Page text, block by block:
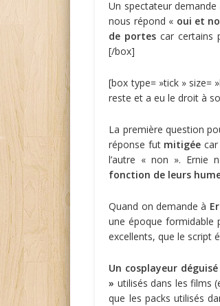
Un spectateur
nous répond « oui et
de portes car certains
[/box]
[box type= »tick » size=
reste et a eu le droit à
La première question
réponse fut mitigée
l’autre « non ». Ernie
fonction de leurs
Quand on demande à
une époque formidable
excellents, que le script
Un cosplayeur
» utilisés dans les films
que les packs utilisés